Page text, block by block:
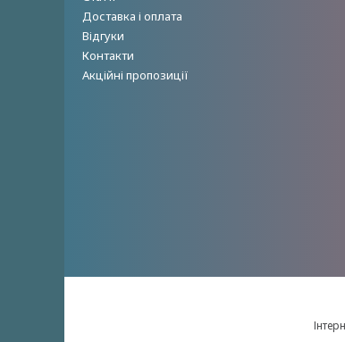
Доставка і оплата
Відгуки
Контакти
Акційні пропозиції